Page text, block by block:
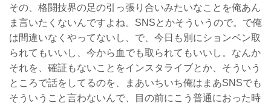
その、格闘技界の足の引っ張り合いみたいなことを俺あん
ま言いたくないんですよね。SNSとかそういうので。で俺
は間違いなくやってないし、で、今日も別にションベン取
られてもいいし、今から血でも取られてもいいし。なんか
それを、確証もないことをインスタライブとか、そういう
ところで話をしてるのを、まあいちいち俺はまあSNSでも
そういうこと言わないんで、目の前にこう普通におった時